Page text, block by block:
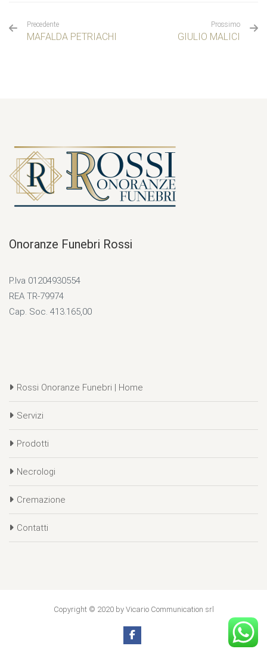
Precedente
MAFALDA PETRIACHI
Prossimo
GIULIO MALICI
Onoranze Funebri Rossi
P.Iva 01204930554
REA TR-79974
Cap. Soc. 413.165,00
Rossi Onoranze Funebri | Home
Servizi
Prodotti
Necrologi
Cremazione
Contatti
Copyright © 2020 by Vicario Communication srl